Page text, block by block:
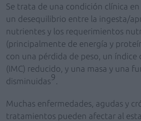
Se trata de una condición clínica
un desequilibrio entre la ingesta/
nutrientes y los requerimientos
(principalmente de energía y
con una pérdida de peso, un índice
(IMC) reducido, y una masa y una
disminuidas9
Muchas enfermedades, agudas y
tratamientos pueden afectar al